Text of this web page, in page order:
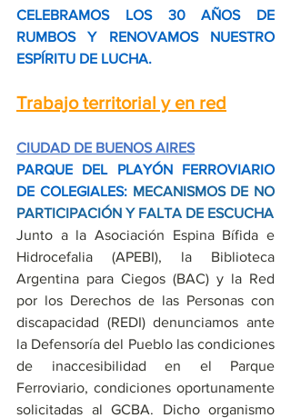
CELEBRAMOS LOS 30 AÑOS DE
RUMBOS Y RENOVAMOS NUESTRO
ESPÍRITU DE LUCHA.
Trabajo territorial y en red
CIUDAD DE BUENOS AIRES
PARQUE DEL PLAYÓN FERROVIARIO
DE COLEGIALES: MECANISMOS DE NO
PARTICIPACIÓN Y FALTA DE ESCUCHA
Junto a la Asociación Espina Bífida e
Hidrocefalia (APEBI), la Biblioteca
Argentina para Ciegos (BAC) y la Red
por los Derechos de las Personas con
discapacidad (REDI) denunciamos ante
la Defensoría del Pueblo las condiciones
de inaccesibilidad en el Parque
Ferroviario, condiciones oportunamente
solicitadas al GCBA. Dicho organismo